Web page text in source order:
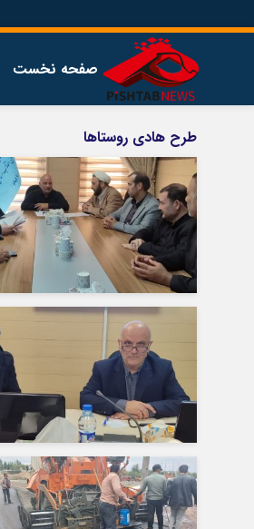
صفحه نخست
اجتماعی
اقتصاد
سیاسی
فرهنگ
طرح هادی روستاها